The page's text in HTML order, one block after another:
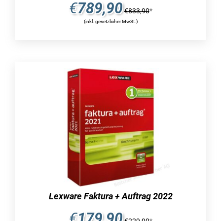
Einnahmen und Ausgaben für Ihr Unternehmen
erfordert nur wenige Handgriffe. Es ist lediglich
erforderlich, die relevanten Daten einzutragen
arbeiten und beispielsweise automatisch einen
Jahresabschluss am Ende des Jahres erstellen.
Diese Aufgabe müssen Sie dann nicht mehr
eigenständig im Rahmen der Buchhaltung
erledigen. Zusätzlich hat die Softwarelösung
des renommierten Herstellers die Fähigkeit, alle
erforderlichen Berichte und Auswertungen zu
Sie haben außerdem die Gelegenheit, von einem
umfangreichen Kassenbuch zu profitieren,
indem Sie die Lizenz für WISO EÜR & Kasse
2023 erwerben. Machen Sie sich diese
€789,90€833,90*
(inkl. gesetzlicher MwSt.)
Lexware Faktura + Auftrag 2022